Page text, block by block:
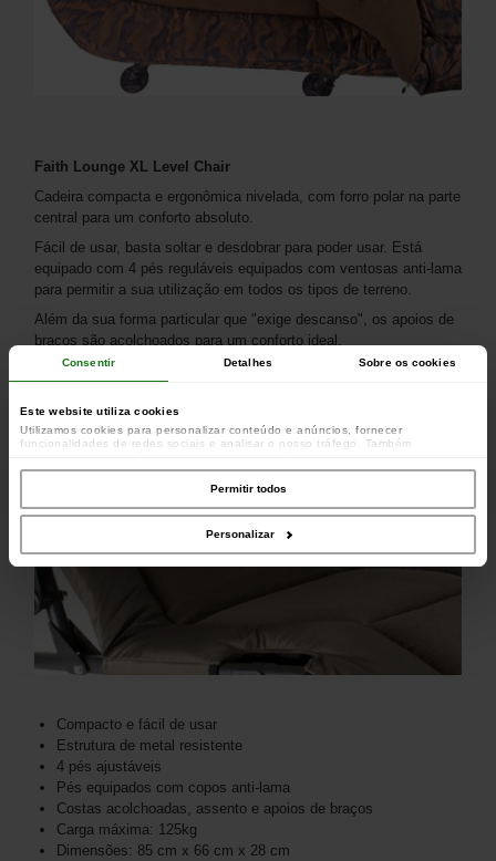
Consentir Detalhes Sobre os cookies
Este website utiliza cookies
Utilizamos cookies para personalizar conteúdo e anúncios, fornecer
funcionalidades de redes sociais e analisar o nosso tráfego. Também
parceiros de redes sociais, de publicidade e de análise, que as podem combinar
com outras informações que lhes forneceu ou recolhidas por estes a partir da
sua utilização dos respetivos serviços.
Permitir todos
Personalizar
Faith Lounge XL Level Chair
Cadeira compacta e ergonômica nivelada, com forro polar na parte
central para um conforto absoluto.
Fácil de usar, basta soltar e desdobrar para poder usar. Está
equipado com 4 pés reguláveis ​​equipados com ventosas anti-lama
para permitir a sua utilização em todos os tipos de terreno.
Além da sua forma particular que "exige descanso", os apoios de
braços são acolchoados para um conforto ideal.
Compacto e fácil de usar
Estrutura de metal resistente
4 pés ajustáveis
Pés equipados com copos anti-lama
Costas acolchoadas, assento e apoios de braços
Carga máxima: 125kg
Dimensões: 85 cm x 66 cm x 28 cm